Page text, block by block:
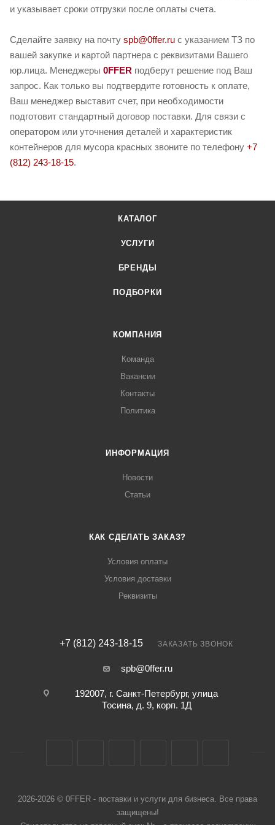
и указывает сроки отгрузки после оплаты счета.
Сделайте заявку на почту spb@0ffer.ru с указанием ТЗ по
вашей закупке и картой партнера с реквизитами Вашего
юр.лица. Менеджеры 0FFER подберут решение под Ваш
запрос. Как только вы подтвердите готовность к оплате,
Ваш менеджер выставит счет, при необходимости
подготовит стандартный договор поставки. Для связи с
оператором или уточнения деталей и характеристик
контейнеров для мусора красных звоните по телефону +7
(812) 243-18-15.
КАТАЛОГ
УСЛУГИ
БРЕНДЫ
ПОДБОРКИ
КОМПАНИЯ
Команда
Вакансии
Контакты
Политика
ИНФОРМАЦИЯ
Новости
Статьи
КАК СДЕЛАТЬ ЗАКАЗ?
Условия оплаты
Условия доставки
Реквизиты
+7 (812) 243-18-15 ЗАКАЗАТЬ ЗВОНОК
spb@0ffer.ru
192007, г. Санкт-Петербург, улица
Тосина, д. 9, корп. 1Д
2026-2026 © 0FFER - поставки и услуги для бизнеса. Все права
защищены!